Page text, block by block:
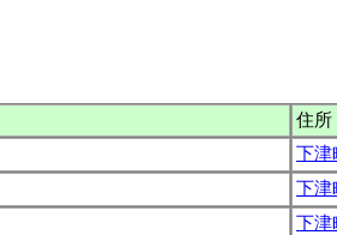
住所
下津
下津
下津